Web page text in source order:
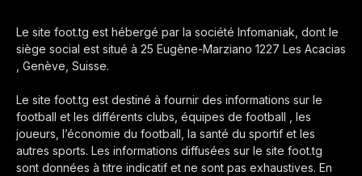
Le site foot.tg est hébergé par la société Infomaniak, dont le
siège social est situé à 25 Eugène-Marziano 1227 Les Acacias
, Genève, Suisse.
Le site foot.tg est destiné à fournir des informations sur le
football et les différents clubs, équipes de football , les
joueurs, l’économie du football, la santé du sportif et les
autres sports. Les informations diffusées sur le site foot.tg
sont données à titre indicatif et ne sont pas exhaustives. En